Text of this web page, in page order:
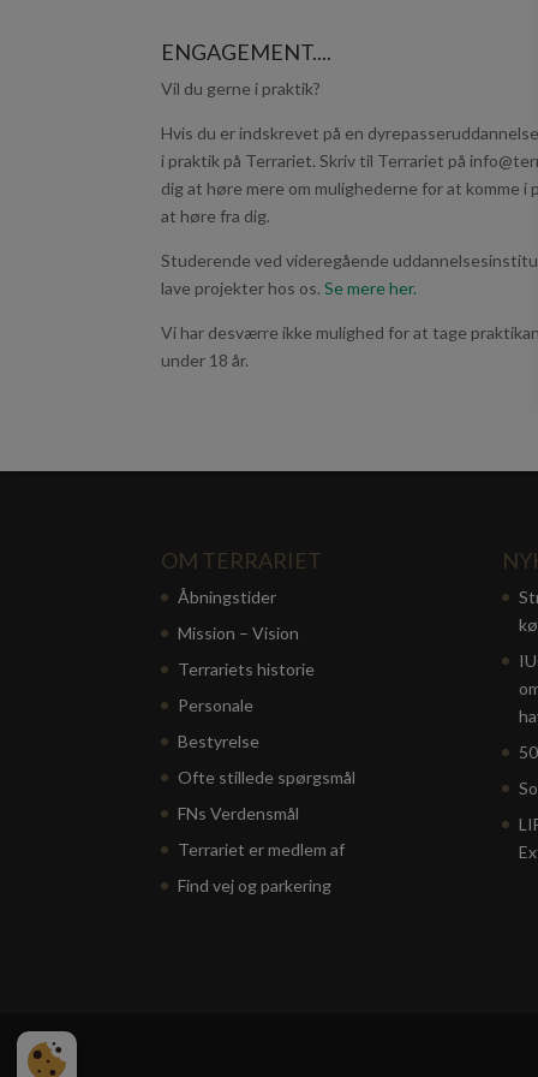
ENGAGEMENT....
Vil du gerne i praktik?
Hvis du er indskrevet på en
i praktik på Terrariet. Skriv til Terrariet på
dig at høre mere om mulighederne for at komme
at høre fra dig.
Studerende ved videregående
lave projekter hos os.Se mere her.
Vi har desværre ikke mulighed for at tage
under 18 år.
OM TERRARIET
Åbningstider
Mission – Vision
Terrariets historie
Personale
Bestyrelse
Ofte stillede spørgsmål
FNs Verdensmål
Terrariet er medlem af
Find vej og parkering